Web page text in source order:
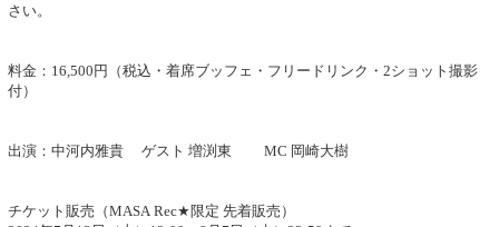
さい。
料金：16,500円（税込・着席ブッフェ・フリードリンク・2ショット撮影
付）
出演：中河内雅貴 ゲスト 増渕東 MC 岡崎大樹
チケット販売（MASA Rec★限定 先着販売）